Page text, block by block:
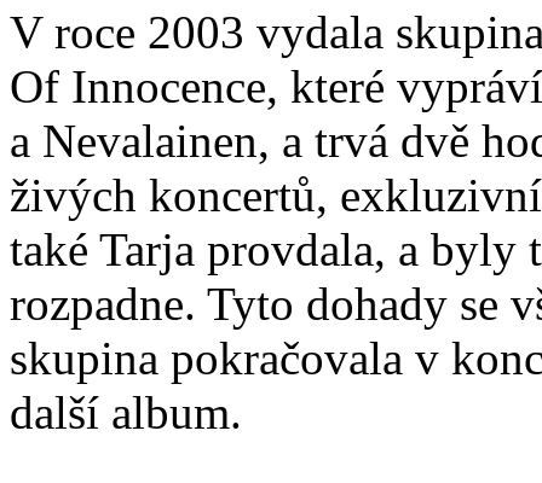
V roce 2003 vydala
Of Innocence, které
a Nevalainen, a trvá dvě
živých koncertů,
také Tarja provdala, a byly
rozpadne. Tyto dohady se
skupina pokračovala v
další album.